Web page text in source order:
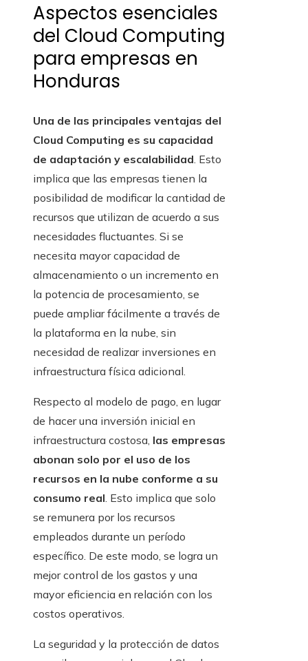
Aspectos esenciales
del Cloud Computing
para empresas en
Honduras
Una de las principales ventajas del
Cloud Computing es su capacidad
de adaptación y escalabilidad. Esto
implica que las empresas tienen la
posibilidad de modificar la cantidad de
recursos que utilizan de acuerdo a sus
necesidades fluctuantes. Si se
necesita mayor capacidad de
almacenamiento o un incremento en
la potencia de procesamiento, se
puede ampliar fácilmente a través de
la plataforma en la nube, sin
necesidad de realizar inversiones en
infraestructura física adicional.
Respecto al modelo de pago, en lugar
de hacer una inversión inicial en
infraestructura costosa, las empresas
abonan solo por el uso de los
recursos en la nube conforme a su
consumo real. Esto implica que solo
se remunera por los recursos
empleados durante un período
específico. De este modo, se logra un
mejor control de los gastos y una
mayor eficiencia en relación con los
costos operativos.
La seguridad y la protección de datos